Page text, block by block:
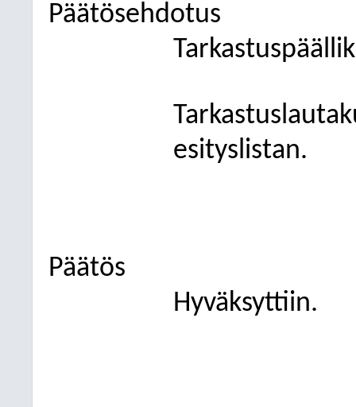
Päätösehdotus
esityslistan.
Päätös
Hyväksyttiin.